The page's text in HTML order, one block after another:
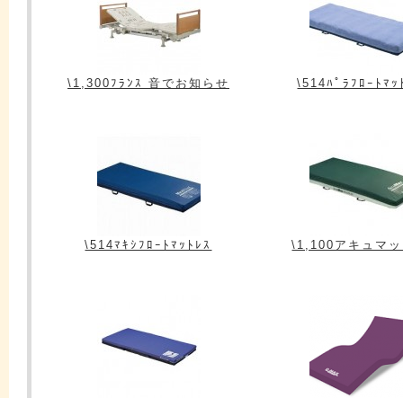
\1,300ﾌﾗﾝｽ 音でお知らせ \514ﾊﾟﾗﾌﾛｰﾄﾏｯ
\514ﾏｷｼﾌﾛｰﾄﾏｯﾄﾚｽ \1,100アキュマ